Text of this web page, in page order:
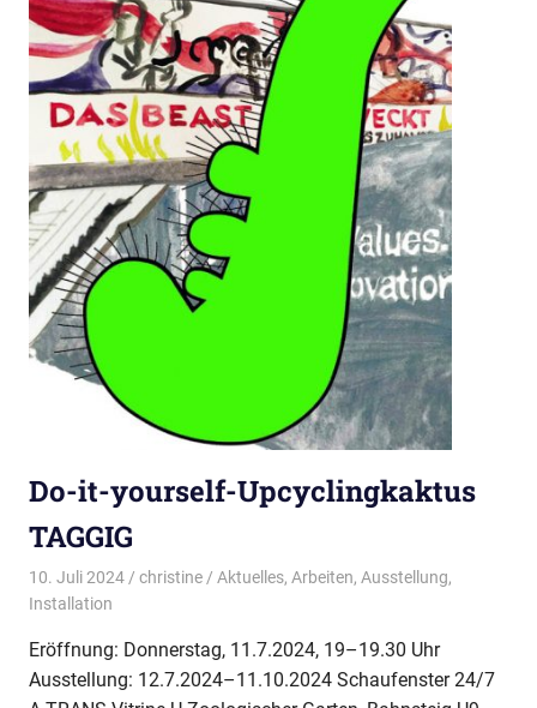
Do-it-yourself-Upcyclingkaktus
TAGGIG
10. Juli 2024 christine Aktuelles, Arbeiten, Ausstellung,
Installation
Eröffnung: Donnerstag, 11.7.2024, 19–19.30 Uhr
Ausstellung: 12.7.2024–11.10.2024 Schaufenster 24/7